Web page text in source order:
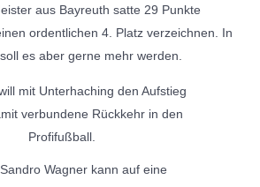
aus Bayreuth satte 29 Punkte
ordentlichen 4. Platz verzeichnen. In
es aber gerne mehr werden.
Wagner kann auf eine